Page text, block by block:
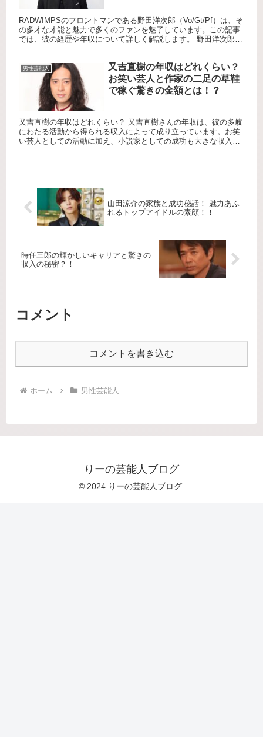
RADWIMPSのフロントマンである野田洋次郎（Vo/Gt/Pf）は、そ
の多才な才能と魅力で多くのファンを魅了しています。この記事
では、彼の経歴や年収について詳しく解説します。 野田洋次郎の
男性芸能人
又吉直樹の年収はどれくらい？
お笑い芸人と作家の二足の草鞋
で稼ぐ驚きの金額とは！？
又吉直樹の年収はどれくらい？ 又吉直樹さんの年収は、彼の多岐
にわたる活動から得られる収入によって成り立っています。お笑
い芸人としての活動に加え、小説家としての成功も大きな収入源
山田涼介の家族と成功秘話！ 魅力あふ
れるトップアイドルの素顔！！
時任三郎の輝かしいキャリアと驚きの
収入の秘密？！
コメント
コメントを書き込む
ホーム 男性芸能人
りーの芸能人ブログ
© 2024 りーの芸能人ブログ.